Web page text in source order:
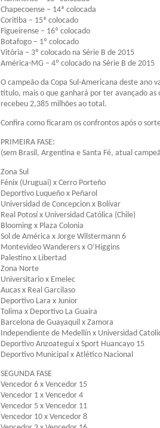
Chapecoense – 14ª colocada
Coritiba – 15ª colocado
Figueirense – 16º colocado
Botafogo – 1º colocado
Vitória – 3º colocado na Série B de 2015
América-MG – 4º colocado na Série B de 2015
O campeão da Copa Sul-Americana deste ano
título, mais o que ganhará por ter avançado as
recebeu 2,385 milhões ao total.
Confira como ficaram os confrontos após o
PRIMEIRA FASE:
(sem Brasil, Argentina e Santa Fé, atual
Zona Sul
Fénix (Uruguai) x Cerro Porteño
Deportivo Luqueño x Peñarol
Universidad de Concepcion x Bolívar
Real Potosí x Universidad Católica (Chile)
Blooming x Plaza Colonia
Sol de América x Jorge Wilstermann 6
Montevideo Wanderers x O’Higgins
Palestino x Libertad
Zona Norte
Universitario x Emelec
Aucas x Real Garcilaso
Deportivo Lara x Junior
Tolima x Deportivo La Guaira
Barcelona de Guayaquil x Zamora
Independiente de Medellín x Universidad
Deportivo Anzoategui x Sport Huancayo 15
Deportivo Municipal x Atlético Nacional
SEGUNDA FASE
Vencedor 6 x Vencedor 15
Vencedor 1 x Vencedor 4
Vencedor 5 x Vencedor 11
Vencedor 10 x Vencedor 8